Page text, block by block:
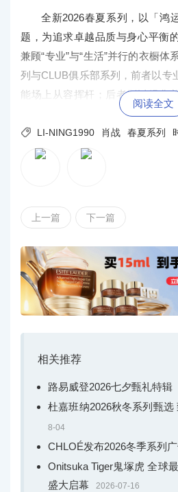
全新2026春夏系列，以「鸿
题，为追求卓越品质与身心平衡
兼顾“专业”与“生活”并行的衣橱体
列与CLUB俱乐部系列，前者以专
能场上从容挥杆；后者则以经典
阅读全文
 LI-NING1990 肖战 春夏系列
上一篇 下一篇
相关推荐
路易威登2026七夕甄礼特辑
杜嘉班纳2026秋冬系列甄选
8-04
CHLOÉ发布2026冬季系列
Onitsuka Tiger鬼塚虎 全球
盛大启幕
2026-07-16